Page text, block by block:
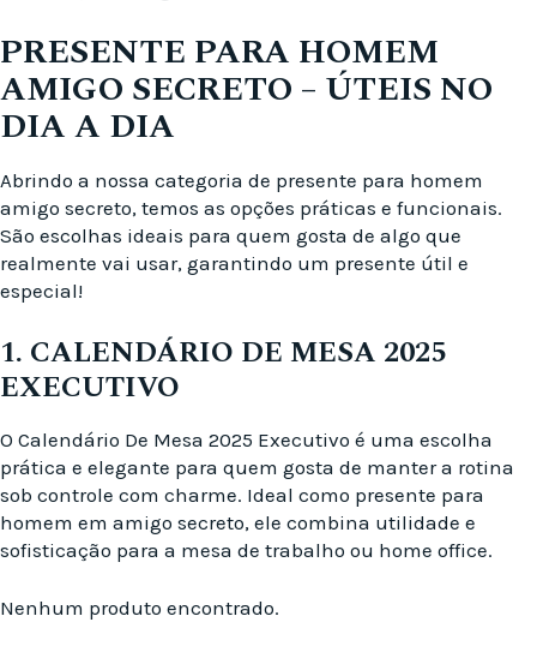
PRESENTE PARA HOMEM
AMIGO SECRETO – ÚTEIS NO
DIA A DIA
Abrindo a nossa categoria de presente para homem
amigo secreto, temos as opções práticas e funcionais.
São escolhas ideais para quem gosta de algo que
realmente vai usar, garantindo um presente útil e
especial!
1. CALENDÁRIO DE MESA 2025
EXECUTIVO
O Calendário De Mesa 2025 Executivo é uma escolha
prática e elegante para quem gosta de manter a rotina
sob controle com charme. Ideal como presente para
homem em amigo secreto, ele combina utilidade e
sofisticação para a mesa de trabalho ou home office.
Nenhum produto encontrado.